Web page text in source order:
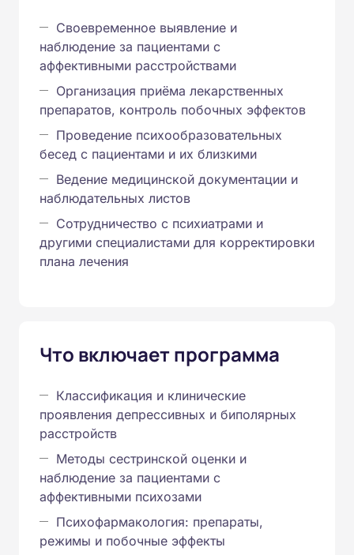
Своевременное выявление и
наблюдение за пациентами с
аффективными расстройствами
Организация приёма лекарственных
препаратов, контроль побочных эффектов
Проведение психообразовательных
бесед с пациентами и их близкими
Ведение медицинской документации и
наблюдательных листов
Сотрудничество с психиатрами и
другими специалистами для корректировки
плана лечения
Что включает программа
Классификация и клинические
проявления депрессивных и биполярных
расстройств
Методы сестринской оценки и
наблюдение за пациентами с
аффективными психозами
Психофармакология: препараты,
режимы и побочные эффекты